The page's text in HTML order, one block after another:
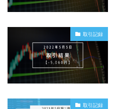
取引記録
取引記録